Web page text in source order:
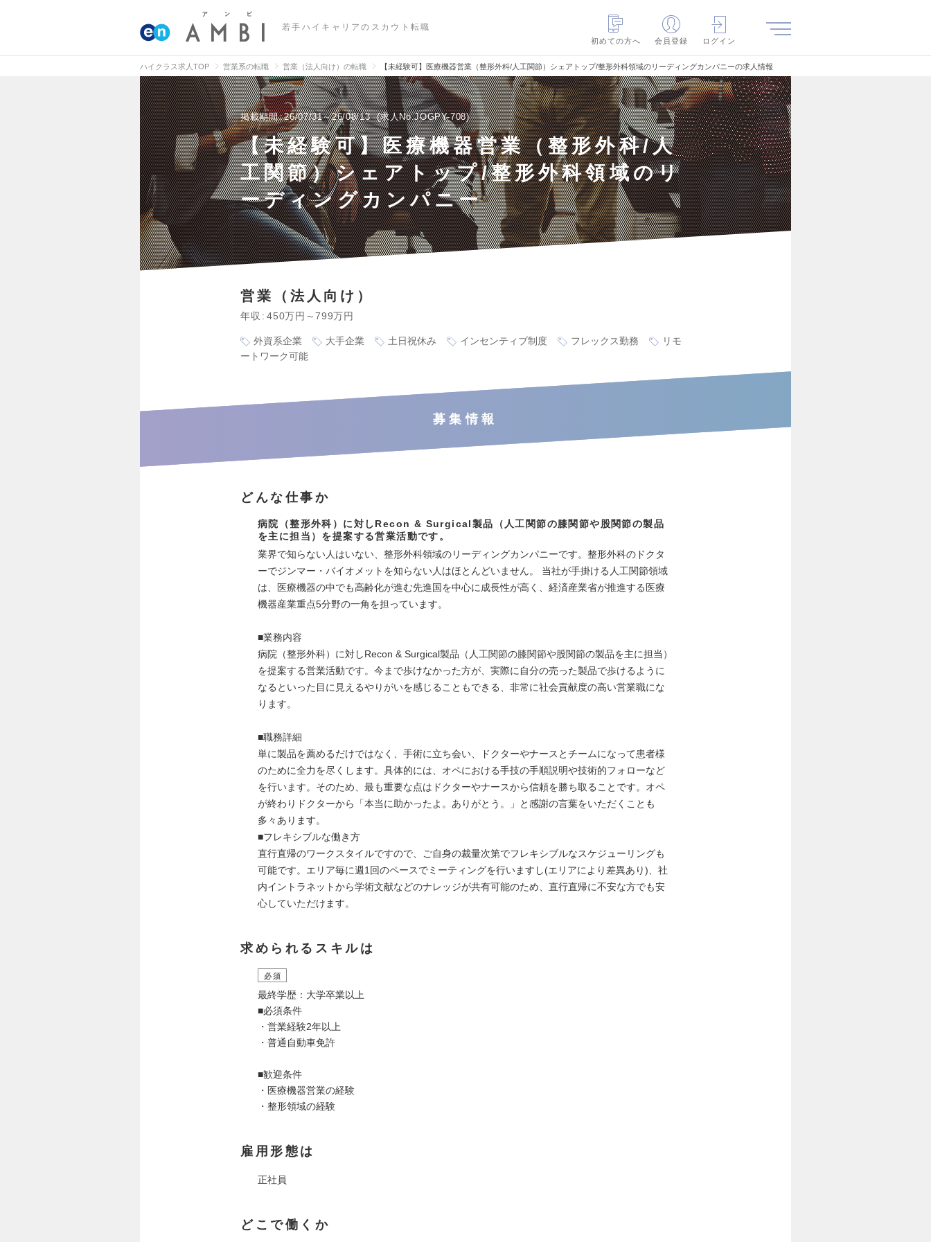
若手ハイキャリアのスカウト転職
初めての方へ
会員登録 ログイン
ハイクラス求人TOP 営業系の転職 営業（法人向け）の転職 【未経験可】医療機器営業（整形外科/人工関節）シェアトップ/整形外科領域のリーディングカンパニーの求人情報
掲載期間 26/07/31～26/08/13 求人No.JOGPY-708
【未経験可】医療機器営業（整形外科/人
工関節）シェアトップ/整形外科領域のリ
ーディングカンパニー
営業（法人向け）
年収 450万円～799万円
外資系企業 大手企業 土日祝休み インセンティブ制度 フレックス勤務
リモ
ートワーク可能
募集情報
どんな仕事か
病院（整形外科）に対しRecon & Surgical製品（人工関節の膝関節や股関節の製品
を主に担当）を提案する営業活動です。
業界で知らない人はいない、整形外科領域のリーディングカンパニーです。整形外科のドクタ
ーでジンマー・バイオメットを知らない人はほとんどいません。 当社が手掛ける人工関節領域
は、医療機器の中でも高齢化が進む先進国を中心に成長性が高く、経済産業省が推進する医療
機器産業重点5分野の一角を担っています。
■業務内容
病院（整形外科）に対しRecon & Surgical製品（人工関節の膝関節や股関節の製品を主に担当）
を提案する営業活動です。今まで歩けなかった方が、実際に自分の売った製品で歩けるように
なるといった目に見えるやりがいを感じることもできる、非常に社会貢献度の高い営業職にな
ります。
■職務詳細
単に製品を薦めるだけではなく、手術に立ち会い、ドクターやナースとチームになって患者様
のために全力を尽くします。具体的には、オペにおける手技の手順説明や技術的フォローなど
を行います。そのため、最も重要な点はドクターやナースから信頼を勝ち取ることです。オペ
が終わりドクターから「本当に助かったよ。ありがとう。」と感謝の言葉をいただくことも
多々あります。
■フレキシブルな働き方
直行直帰のワークスタイルですので、ご自身の裁量次第でフレキシブルなスケジューリングも
可能です。エリア毎に週1回のペースでミーティングを行いますし(エリアにより差異あり)、社
内イントラネットから学術文献などのナレッジが共有可能のため、直行直帰に不安な方でも安
心していただけます。
求められるスキルは
必須
最終学歴：大学卒業以上
■必須条件
・営業経験2年以上
・普通自動車免許
■歓迎条件
・医療機器営業の経験
・整形領域の経験
雇用形態は
正社員
どこで働くか